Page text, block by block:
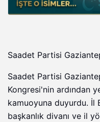
Saadet Partisi
Saadet Partisi
Kongresi'nin ardından
kamuoyuna duyurdu. İl
başkanlık divanı ve il